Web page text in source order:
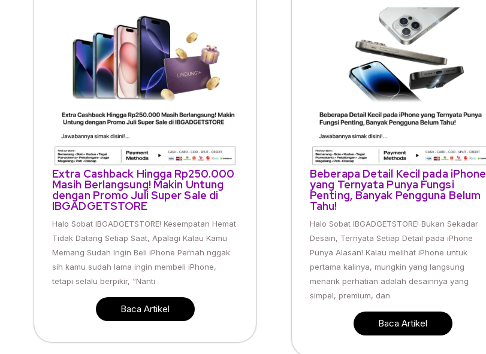
Extra Cashback Hingga Rp250.000
Masih Berlangsung! Makin Untung
dengan Promo Juli Super Sale di
IBGADGETSTORE
Halo Sobat IBGADGETSTORE! Kesempatan Hemat
Tidak Datang Setiap Saat, Apalagi Kalau Kamu
Memang Sudah Ingin Beli iPhone Pernah nggak
sih kamu sudah lama ingin membeli iPhone,
tetapi selalu berpikir, “Nanti
Baca Artikel
Beberapa Detail Kecil pada iPhone
yang Ternyata Punya Fungsi
Penting, Banyak Pengguna Belum
Tahu!
Halo Sobat IBGADGETSTORE! Bukan Sekadar
Desain, Ternyata Setiap Detail pada iPhone
Punya Alasan! Kalau melihat iPhone untuk
pertama kalinya, mungkin yang langsung
menarik perhatian adalah desainnya yang
simpel, premium, dan
Baca Artikel